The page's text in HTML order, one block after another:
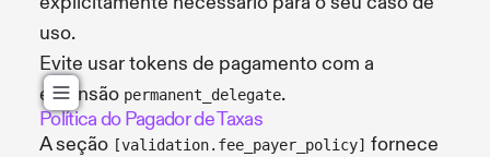
uso.
Evite usar tokens de pagamento com a
extensão permanent_delegate.
Política do Pagador de Taxas
A seção [validation.fee_payer_policy] fornece